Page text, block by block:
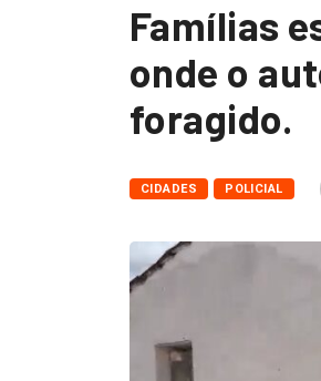
Famílias
onde o
foragido.
CIDADES POLICIAL